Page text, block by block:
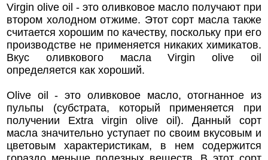
Virgin olive oil - это оливковое масло получают при
втором холодном отжиме. Этот сорт масла также
считается хорошим по качеству, поскольку при его
производстве не применяется никаких химикатов.
Вкус оливкового масла Virgin olive oil
определяется как хороший.
Olive oil - это оливковое масло, отогнанное из
пульпы (субстрата, который применяется при
получении Extra virgin olive oil). Данный сорт
масла значительно уступает по своим вкусовым и
цветовым характеристикам, в нем содержится